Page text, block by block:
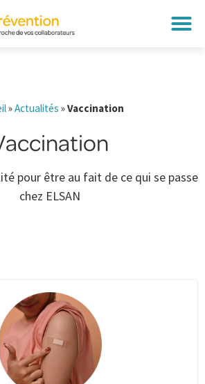
»Actualités »Vaccination
pour être au fait de ce qui se passe
chez ELSAN